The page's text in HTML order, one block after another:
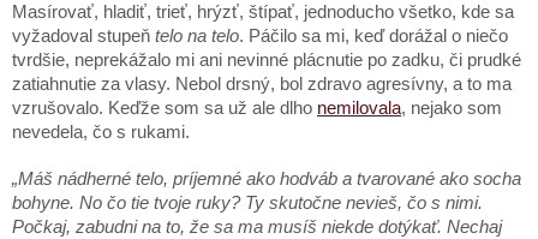
Masírovať, hladiť, trieť, hrýzť, štípať, jednoducho všetko, kde sa
vyžadoval stupeň telo na telo. Páčilo sa mi, keď dorážal o niečo
tvrdšie, neprekážalo mi ani nevinné plácnutie po zadku, či prudké
zatiahnutie za vlasy. Nebol drsný, bol zdravo agresívny, a to ma
vzrušovalo. Keďže som sa už ale dlho nemilovala, nejako som
nevedela, čo s rukami.
„Máš nádherné telo, príjemné ako hodváb a tvarované ako socha
bohyne. No čo tie tvoje ruky? Ty skutočne nevieš, čo s nimi.
Počkaj, zabudni na to, že sa ma musíš niekde dotýkať. Nechaj